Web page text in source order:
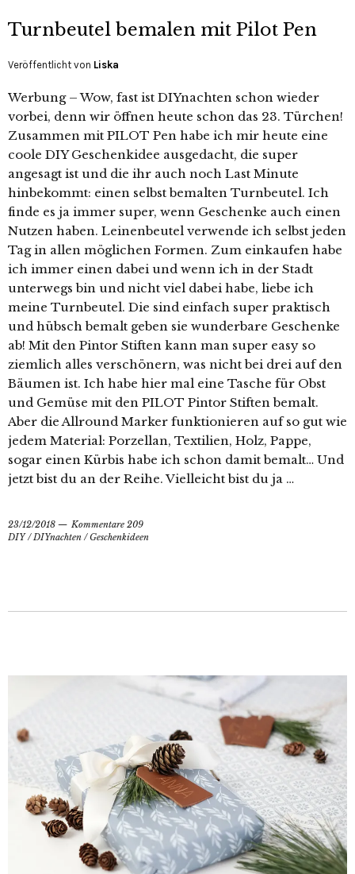
Turnbeutel bemalen mit Pilot Pen
Veröffentlicht von Liska
Werbung – Wow, fast ist DIYnachten schon wieder
vorbei, denn wir öffnen heute schon das 23. Türchen!
Zusammen mit PILOT Pen habe ich mir heute eine
coole DIY Geschenkidee ausgedacht, die super
angesagt ist und die ihr auch noch Last Minute
hinbekommt: einen selbst bemalten Turnbeutel. Ich
finde es ja immer super, wenn Geschenke auch einen
Nutzen haben. Leinenbeutel verwende ich selbst jeden
Tag in allen möglichen Formen. Zum einkaufen habe
ich immer einen dabei und wenn ich in der Stadt
unterwegs bin und nicht viel dabei habe, liebe ich
meine Turnbeutel. Die sind einfach super praktisch
und hübsch bemalt geben sie wunderbare Geschenke
ab! Mit den Pintor Stiften kann man super easy so
ziemlich alles verschönern, was nicht bei drei auf den
Bäumen ist. Ich habe hier mal eine Tasche für Obst
und Gemüse mit den PILOT Pintor Stiften bemalt.
Aber die Allround Marker funktionieren auf so gut wie
jedem Material: Porzellan, Textilien, Holz, Pappe,
sogar einen Kürbis habe ich schon damit bemalt… Und
jetzt bist du an der Reihe. Vielleicht bist du ja …
23/12/2018
Kommentare 209
DIY/ DIYnachten /Geschenkideen